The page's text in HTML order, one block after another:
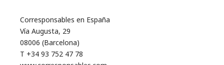
Corresponsables en España
Vía Augusta, 29
08006 (Barcelona)
T +34 93 752 47 78